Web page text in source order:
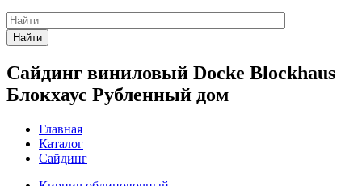
Найти
Сайдинг виниловый Docke Blockhaus
Блокхаус Рубленный дом
Главная
Каталог
Сайдинг